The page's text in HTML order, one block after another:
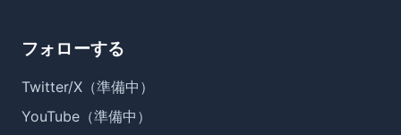
フォローする
Twitter/X（準備中）
YouTube（準備中）